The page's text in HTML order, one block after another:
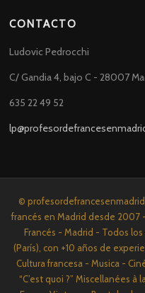
CONTACTO
Ludovic Pedrocchi
C/ Gandia 4, bajo C - 28007
635 22 49 52
©
francés en Madrid desde 2007
Francés - Madrid - Todos
(París), con +10 años de
Cultura francesa - Musica -
“C’est quoi ?” Miscellanées